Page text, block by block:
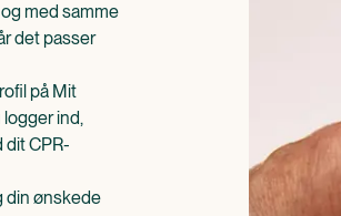
med samme
det passer
på Mit
ind,
dit CPR-
din ønskede